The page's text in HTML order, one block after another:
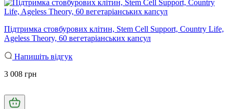
Підтримка стовбурових клітин, Stem Cell Support, Country Life,
Ageless Theory, 60 вегетаріанських капсул
Напишіть відгук
3 008 грн